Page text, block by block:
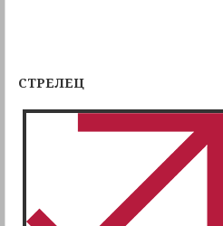
СТРЕЛЕЦ